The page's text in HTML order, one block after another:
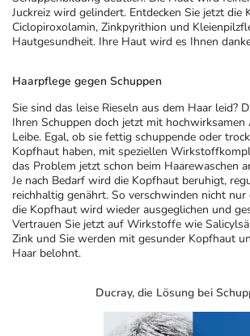
Juckreiz wird gelindert. Entdecken Sie jetzt die
Ciclopiroxolamin, Zinkpyrithion und
Hautgesundheit. Ihre Haut wird es Ihnen
Haarpflege gegen Schuppen
Sie sind das leise Rieseln aus dem Haar leid?
Ihren Schuppen doch jetzt mit
Leibe. Egal, ob sie fettig schuppende oder
Kopfhaut haben, mit speziellen
das Problem jetzt schon beim Haarewaschen
Je nach Bedarf wird die Kopfhaut beruhigt,
reichhaltig genährt. So verschwinden nicht nur
die Kopfhaut wird wieder ausgeglichen und
Vertrauen Sie jetzt auf Wirkstoffe wie
Zink und Sie werden mit gesunder Kopfhaut
Haar belohnt.
Ducray, die Lösung bei